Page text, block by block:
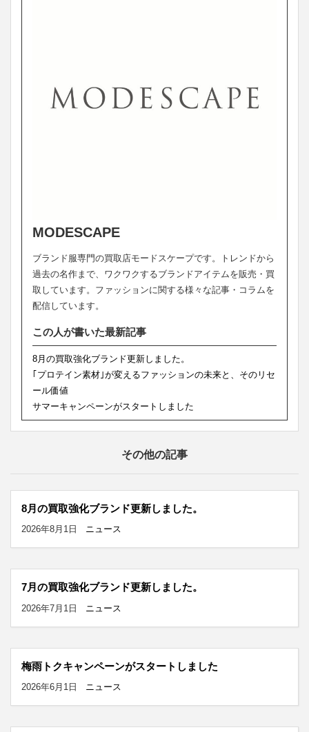
MODESCAPE
ブランド服専門の買取店モードスケープです。トレンドから
過去の名作まで、ワクワクするブランドアイテムを販売・買
取しています。ファッションに関する様々な記事・コラムを
配信しています。
この人が書いた最新記事
8月の買取強化ブランド更新しました。
｢プロテイン素材｣が変えるファッションの未来と、そのリセ
ール価値
サマーキャンペーンがスタートしました
その他の記事
8月の買取強化ブランド更新しました。
2026年8月1日 ニュース
7月の買取強化ブランド更新しました。
2026年7月1日 ニュース
梅雨トクキャンペーンがスタートしました
2026年6月1日 ニュース